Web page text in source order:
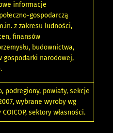
informacje
gospodarczą
z zakresu ludności,
finansów
budownictwa,
gospodarki narodowej,
podregiony, powiaty, sekcje
wybrane wyroby wg
COICOP, sektory własności.